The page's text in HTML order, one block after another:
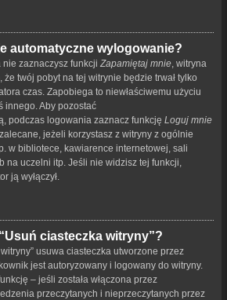
automatyczne wylogowanie?
zaznaczysz funkcji Zapamiętaj mnie , witryna
twój pobyt na tej witrynie będzie trwał tylko
czas. Zapobiega to niewłaściwemu użyciu
innego. Aby pozostać
podczas logowania zaznacz funkcję Loguj mnie
jeżeli korzystasz z witryny z ogólnie
w bibliotece, kawiarence internetowej, sali
na uczelni itp. Jeśli nie widzisz tej funkcji,
ją wyłączył.
ciasteczka witryny”?
usuwa ciasteczka utworzone przez
jest autoryzowany i logowany do witryny.
– jeśli została włączona przez
przeczytanych i nieprzeczytanych przez